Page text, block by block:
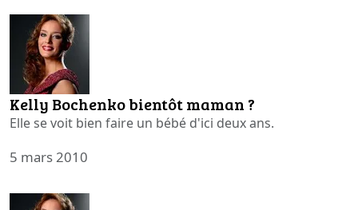
Kelly Bochenko bientôt maman ?
Elle se voit bien faire un bébé d'ici deux ans.
5 mars 2010